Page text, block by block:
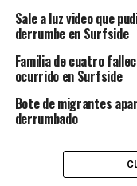
Sale a luz video que
derrumbe en Surfside
Familia de cuatro
ocurrido en Surfside
Bote de migrantes
derrumbado